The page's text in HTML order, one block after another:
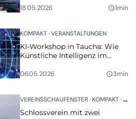
18.05.2026 query_builder1min
KOMPAKT VERANSTALTUNGEN
KI-Workshop in Taucha: Wie
Künstliche Intelligenz im
06.05.2026 query_builder3min
VEREINSSCHAUFENSTER KOMPAKT
Schlossverein mit zwei